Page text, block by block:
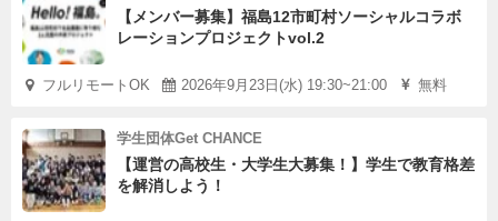
【メンバー募集】福島12市町村ソーシャルコラボ
レーションプロジェクトvol.2
フルリモートOK 2026年9月23日(水) 19:30~21:00 無料
学生団体Get CHANCE
【運営の高校生・大学生大募集！】学生で教育格差
を解消しよう！